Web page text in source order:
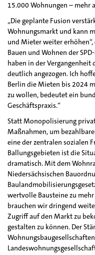
15.000 Wohnungen – mehr
„Die geplante Fusion
Wohnungsmarkt und kann
und Mieter weiter
Bauen und Wohnen der
haben in der
deutlich angezogen. Ich
Berlin die Mieten bis 2024
zu wollen, bedeutet ein
Geschäftspraxis.“
Statt Monopolisierung
Maßnahmen, um
eine der zentralen sozialen
Ballungsgebieten ist die
dramatisch. Mit dem
Niedersächsischen
wertvolle Bausteine zu
brauchen wir dringend
Zugriff auf den Markt zu
gestalten zu können. Der